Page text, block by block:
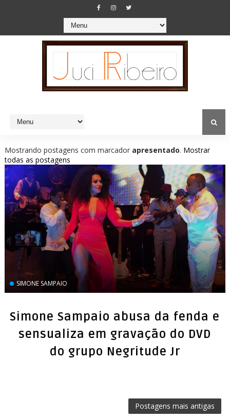
Mostrando postagens com marcador apresentado. Mostrar
todas as postagens
SIMONE SAMPAIO
Simone Sampaio abusa da fenda e
sensualiza em gravação do DVD
Postagens mais antigas